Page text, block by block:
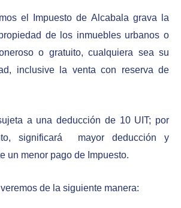
el Impuesto de Alcabala grava la
de los inmuebles urbanos o
o gratuito, cualquiera sea su
inclusive la venta con reserva de
a una deducción de 10 UIT; por
significará mayor deducción y
un menor pago de Impuesto.
de la siguiente manera: